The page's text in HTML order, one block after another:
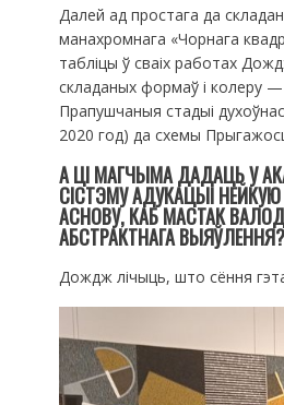
Далей ад простага да
манахромнага «Чорнага
табліцы ў сваіх работах
складаных формаў і колеру
Прапушчаныя стадыі
2020 год) да схемы
А ЦІ МАГЧЫМА ДАДАЦЬ У
СІСТЭМУ АДУКАЦЫІ
АСНОВУ, КАБ МАСТАК
АБСТРАКТНАГА ВЫЯЎЛЕННЯ?
Дождж лічыць, што сёння